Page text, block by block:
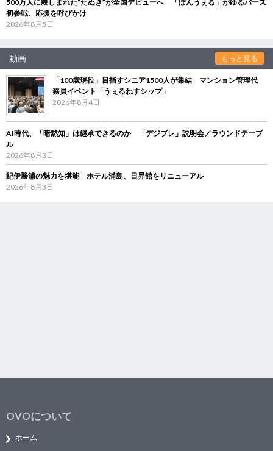
500万人に親しまれた“たぬき”が全国デビューへ 「ぽんうぇる」がゆるバース
初参戦、応援を呼びかけ
2026年8月5日
動画 もっと見る
「100歳現役」目指すシニア1500人が集結 マンション管理代
務員イベント「うぇるねすシップ」
2026年8月4日
AI時代、「暗黙知」は継承できるのか 「デジブレ」説明会／ラウンドテーブ
ル
2026年8月3日
紀伊勝浦の魅力を堪能 ホテル浦島、日昇館をリニューアル
2026年8月3日
OVOについて
ホーム